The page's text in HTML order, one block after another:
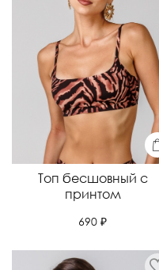
Топ бесшовный с
принтом
690 ₽